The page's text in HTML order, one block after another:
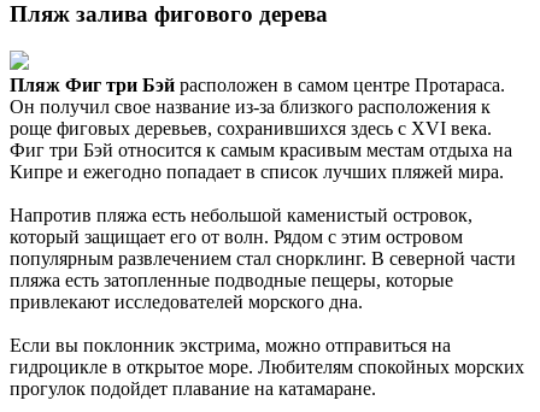
Пляж залива фигового дерева
Пляж Фиг три Бэй расположен в самом центре Протараса.
Он получил свое название из-за близкого расположения к
роще фиговых деревьев, сохранившихся здесь с XVI века.
Фиг три Бэй относится к самым красивым местам отдыха на
Кипре и ежегодно попадает в список лучших пляжей мира.
Напротив пляжа есть небольшой каменистый островок,
который защищает его от волн. Рядом с этим островом
популярным развлечением стал снорклинг. В северной части
пляжа есть затопленные подводные пещеры, которые
привлекают исследователей морского дна.
Если вы поклонник экстрима, можно отправиться на
гидроцикле в открытое море. Любителям спокойных морских
прогулок подойдет плавание на катамаране.